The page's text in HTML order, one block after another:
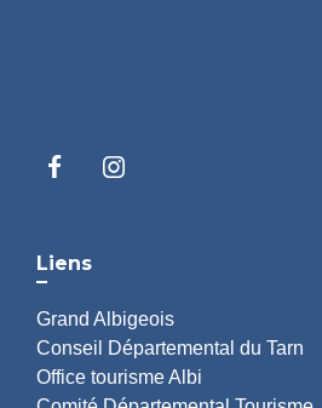
Liens
Grand Albigeois
Conseil Départemental du Tarn
Office tourisme Albi